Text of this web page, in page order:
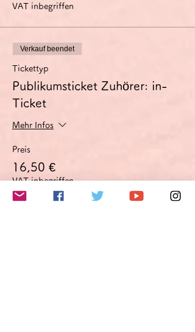
VAT inbegriffen
Verkauf beendet
Tickettyp
Publikumsticket Zuhörer: in-
Ticket
Mehr Infos
Preis
16,50 €
VAT inbegriffen